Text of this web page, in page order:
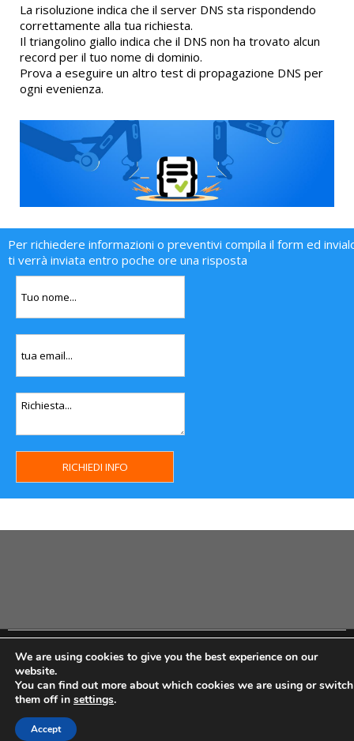
La risoluzione indica che il server DNS sta rispondendo
correttamente alla tua richiesta.
Il triangolino giallo indica che il DNS non ha trovato alcun
record per il tuo nome di dominio.
Prova a eseguire un altro test di propagazione DNS per
ogni evenienza.
Per richiedere informazioni o preventivi compila il form ed
ti verrà inviata entro poche ore una risposta
Copyright MHWeb © 2018 - Privacy & GDPR - Cookie Policy -
We are using cookies to give you the best experience on our
website.
You can find out more about which cookies we are using or switch
them off in settings.
Accept